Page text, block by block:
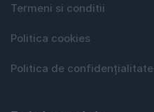
Termeni si conditii
Politica cookies
Politica de confidențialitate